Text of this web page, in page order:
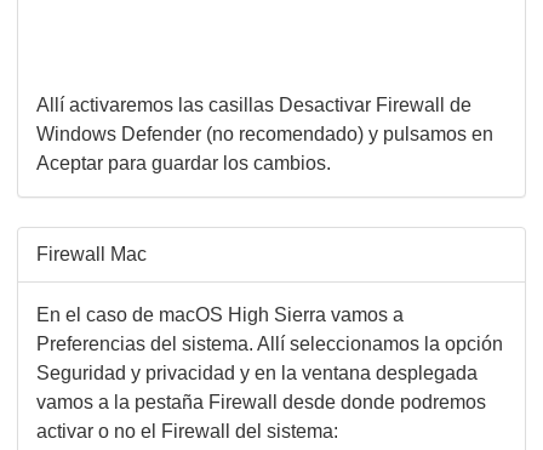
Allí activaremos las casillas Desactivar Firewall de
Windows Defender (no recomendado) y pulsamos en
Aceptar para guardar los cambios.
Firewall Mac
En el caso de macOS High Sierra vamos a
Preferencias del sistema. Allí seleccionamos la opción
Seguridad y privacidad y en la ventana desplegada
vamos a la pestaña Firewall desde donde podremos
activar o no el Firewall del sistema: